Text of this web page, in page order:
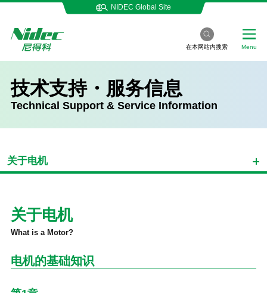
NIDEC Global Site
在本网站内搜索 Menu
技术支持・服务信息
Technical Support & Service Information
关于电机
关于电机
What is a Motor?
电机的基础知识